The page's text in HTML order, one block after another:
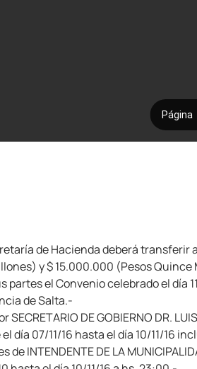
de Hacienda deberá
y $ 15.000.000 (Pesos Quince
partes el Convenio celebrado el
de Salta.-
SECRETARIO DE GOBIERNO DR.
el día 07/11/16 hasta el día 10/11/16
de INTENDENTE DE LA